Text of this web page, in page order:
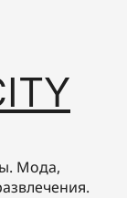
Мода,